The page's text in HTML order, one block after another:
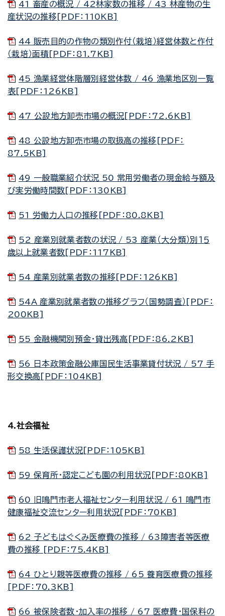
41 畜産の概況 / 42林家数の推移 / 43 林産物の生
産状況の推移[PDF：110KB]
44 販売目的の作物の類別作付（栽培）経営体数と作付
（栽培）面積[PDF：81.7KB]
45 漁業経営体階層別経営体数 / 46 漁業地区別一覧
表[PDF：126KB]
47 公設地方卸売市場の概況[PDF：72.6KB]
48 公設地方卸売市場の取扱高の推移[PDF：
87.5KB]
49 一般職業紹介状況 50 常用労働者の現金給与額及
び実労働時間数[PDF：130KB]
51 労働力人口の推移[PDF：80.8KB]
52 産業別就業者数の状況 / 53 産業（大分類）別１５
歳以上就業者数[PDF：117KB]
54 産業別就業者数の推移[PDF：126KB]
54A 産業別就業者数の推移グラフ（国勢調査）[PDF：
200KB]
55 金融機関別預金・貸出残高[PDF：86.2KB]
56 日本政策金融公庫国民生活事業貸付状況 / 57 手
形交換高[PDF：104KB]
4.社会福祉
58 生活保護状況[PDF：105KB]
59 保育所・認定こども園の利用状況[PDF：80KB]
60 旧鳴門市老人福祉センター利用状況 / 61 鳴門市
健康福祉交流センター利用状況[PDF：70KB]
62 子どもはぐくみ医療費の推移 / 63障害者等医療
費の推移 [PDF：75.4KB]
64 ひとり親等医療費の推移 / 65 養育医療費の推移
[PDF：70.3KB]
66 被保険者数・加入率の推移 / 67 医療費・国保料の